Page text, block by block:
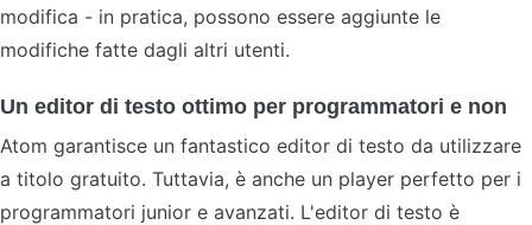
modifica - in pratica, possono essere aggiunte le
modifiche fatte dagli altri utenti.
Un editor di testo ottimo per programmatori e non
Atom garantisce un fantastico editor di testo da utilizzare
a titolo gratuito. Tuttavia, è anche un player perfetto per i
programmatori junior e avanzati. L'editor di testo è